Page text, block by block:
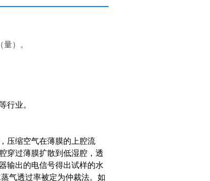
（量）。
行业。
压缩空气在薄膜的上腔流
穿过薄膜扩散到低湿腔，透
输出的电信号得出试样的水
气透过率被定为仲裁法。如